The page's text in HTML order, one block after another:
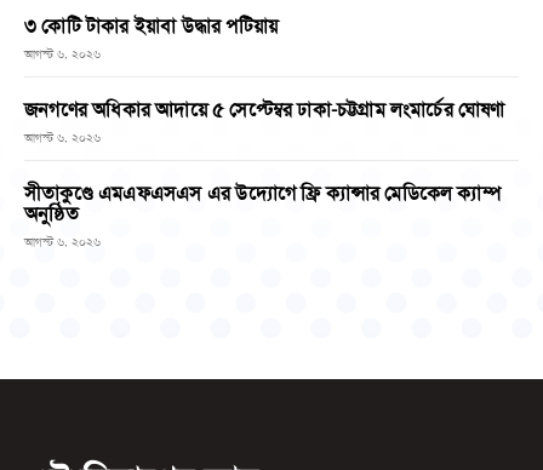
৩ কোটি টাকার ইয়াবা উদ্ধার পটিয়ায়
আগস্ট ৬, ২০২৬
জনগণের অধিকার আদায়ে ৫ সেপ্টেম্বর ঢাকা-চট্টগ্রাম লংমার্চের ঘোষণা
আগস্ট ৬, ২০২৬
সীতাকুণ্ডে এমএফএসএস এর উদ্যোগে ফ্রি ক্যান্সার মেডিকেল ক্যাম্প
অনুষ্ঠিত
আগস্ট ৬, ২০২৬